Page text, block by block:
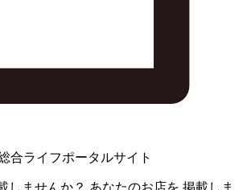
合ライフポータルサイト